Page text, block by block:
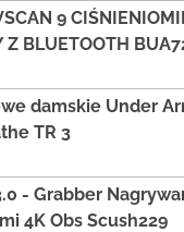
9
Z BLUETOOTH
damskie Under
TR 3
- Grabber
4K Obs Scush229